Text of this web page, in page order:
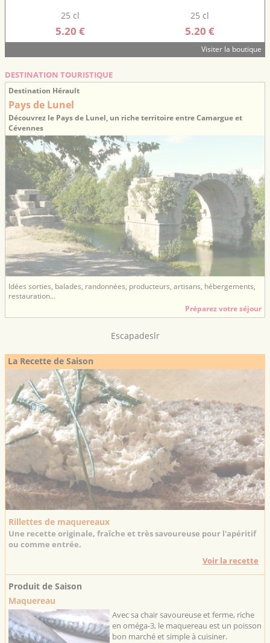
25 cl
5.20 €
25 cl
5.20 €
Visiter la boutique
DESTINATION TOURISTIQUE
Destination Hérault
Pays de Lunel
Découvrez le Pays de Lunel, un riche territoire entre Camargue et
Cévennes
Idées sorties, balades, randonnées, producteurs, artisans, hébergements,
restauration...
Préparez votre séjour
Escapadeslr
La Recette de Saison
Rillettes de maquereaux
Une recette originale, fraîche et très savoureuse pour l'apéritif
ou comme entrée.
Voir la recette
Produit de Saison
Maquereau
Avec sa chair savoureuse et ferme, riche
en oméga-3, le maquereau est un poisson
bon marché et simple à cuisiner.